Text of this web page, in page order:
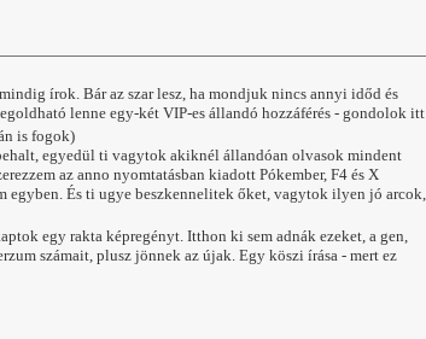
írok. Bár az szar lesz, ha mondjuk nincs annyi időd és
lenne egy-két VIP-es állandó hozzáférés - gondolok itt
is fogok)
egyedül ti vagytok akiknél állandóan olvasok mindent
az anno nyomtatásban kiadott Pókember, F4 és X
egyben. És ti ugye beszkennelitek őket, vagytok ilyen jó arcok,
egy rakta képregényt. Itthon ki sem adnák ezeket, a gen,
számait, plusz jönnek az újak. Egy köszi írása - mert ez